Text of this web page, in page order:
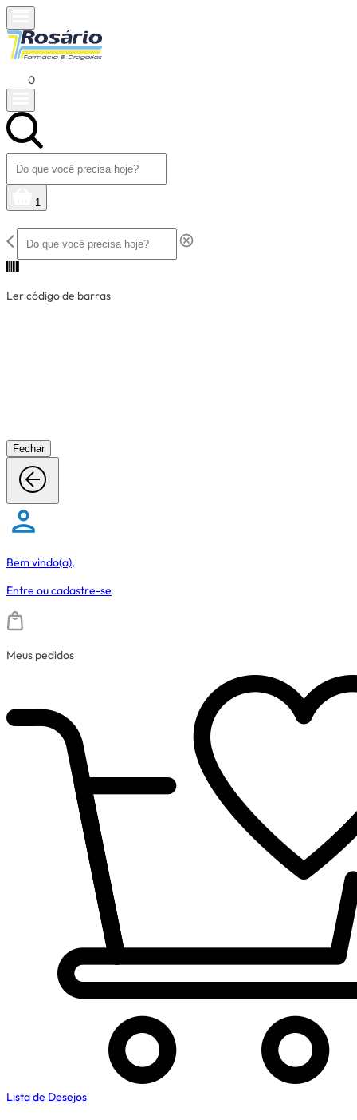
0
1
Ler código de barras
Fechar
Bem vindo(a),
Entre oucadastre-se
Meus pedidos
Lista de Desejos